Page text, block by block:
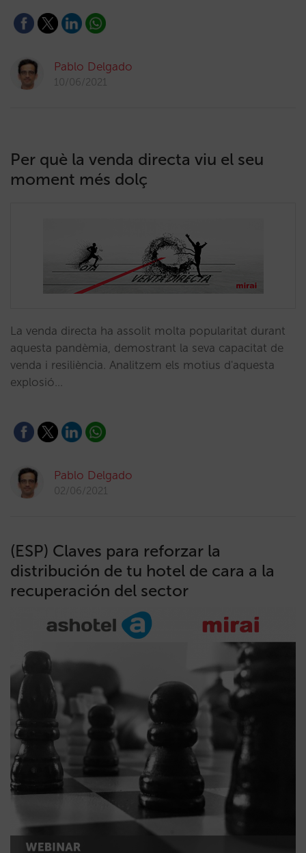
Pablo Delgado
10/06/2021
Per què la venda directa viu el seu
moment més dolç
La venda directa ha assolit molta popularitat durant
aquesta pandèmia, demostrant la seva capacitat de
venda i resiliència. Analitzem els motius d'aquesta
explosió…
Pablo Delgado
02/06/2021
(ESP) Claves para reforzar la
distribución de tu hotel de cara a la
recuperación del sector